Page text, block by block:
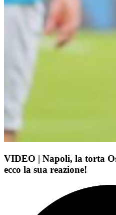
VIDEO | Napoli, la torta
ecco la sua reazione!